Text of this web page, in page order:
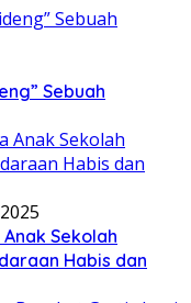
Sebuah
Sekolah
Habis dan